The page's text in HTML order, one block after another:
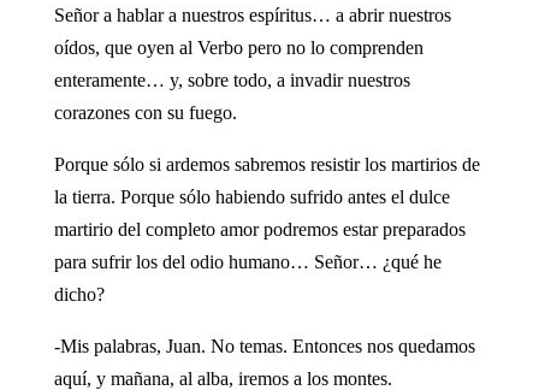
Señor a hablar a nuestros espíritus… a abrir nuestros
oídos, que oyen al Verbo pero no lo comprenden
enteramente… y, sobre todo, a invadir nuestros
corazones con su fuego.
Porque sólo si ardemos sabremos resistir los martirios de
la tierra. Porque sólo habiendo sufrido antes el dulce
martirio del completo amor podremos estar preparados
para sufrir los del odio humano… Señor… ¿qué he
dicho?
-Mis palabras, Juan. No temas. Entonces nos quedamos
aquí, y mañana, al alba, iremos a los montes.